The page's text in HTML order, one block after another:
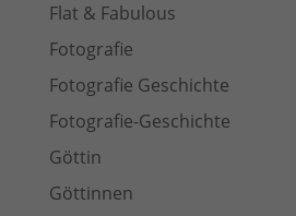
Flat & Fabulous
Fotografie
Fotografie Geschichte
Fotografie-Geschichte
Göttin
Göttinnen